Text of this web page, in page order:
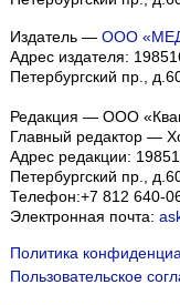
Издатель — ООО
Адрес издателя:
Петербургский пр.,
Редакция — ООО
Главный редактор —
Адрес редакции:
Петербургский пр.,
Телефон:+7 812 640-
Электронная почта:
Политика
Пользовательское